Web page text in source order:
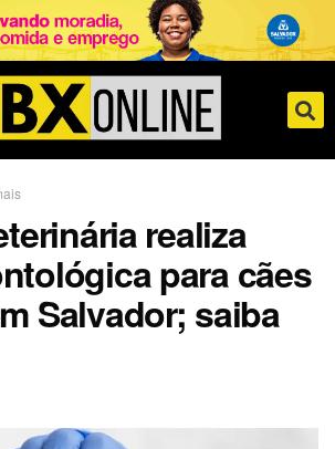
realiza
para cães
Salvador; saiba